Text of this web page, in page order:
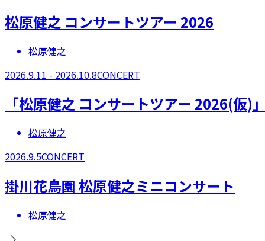
​松原健之 コンサートツアー 2026​
松原健之
2026.9.11 - 2026.10.8CONCERT
「松原健之 コンサートツアー 2026(仮)
松原健之
2026.9.5CONCERT
掛川花鳥園 松原健之ミニコンサート
松原健之